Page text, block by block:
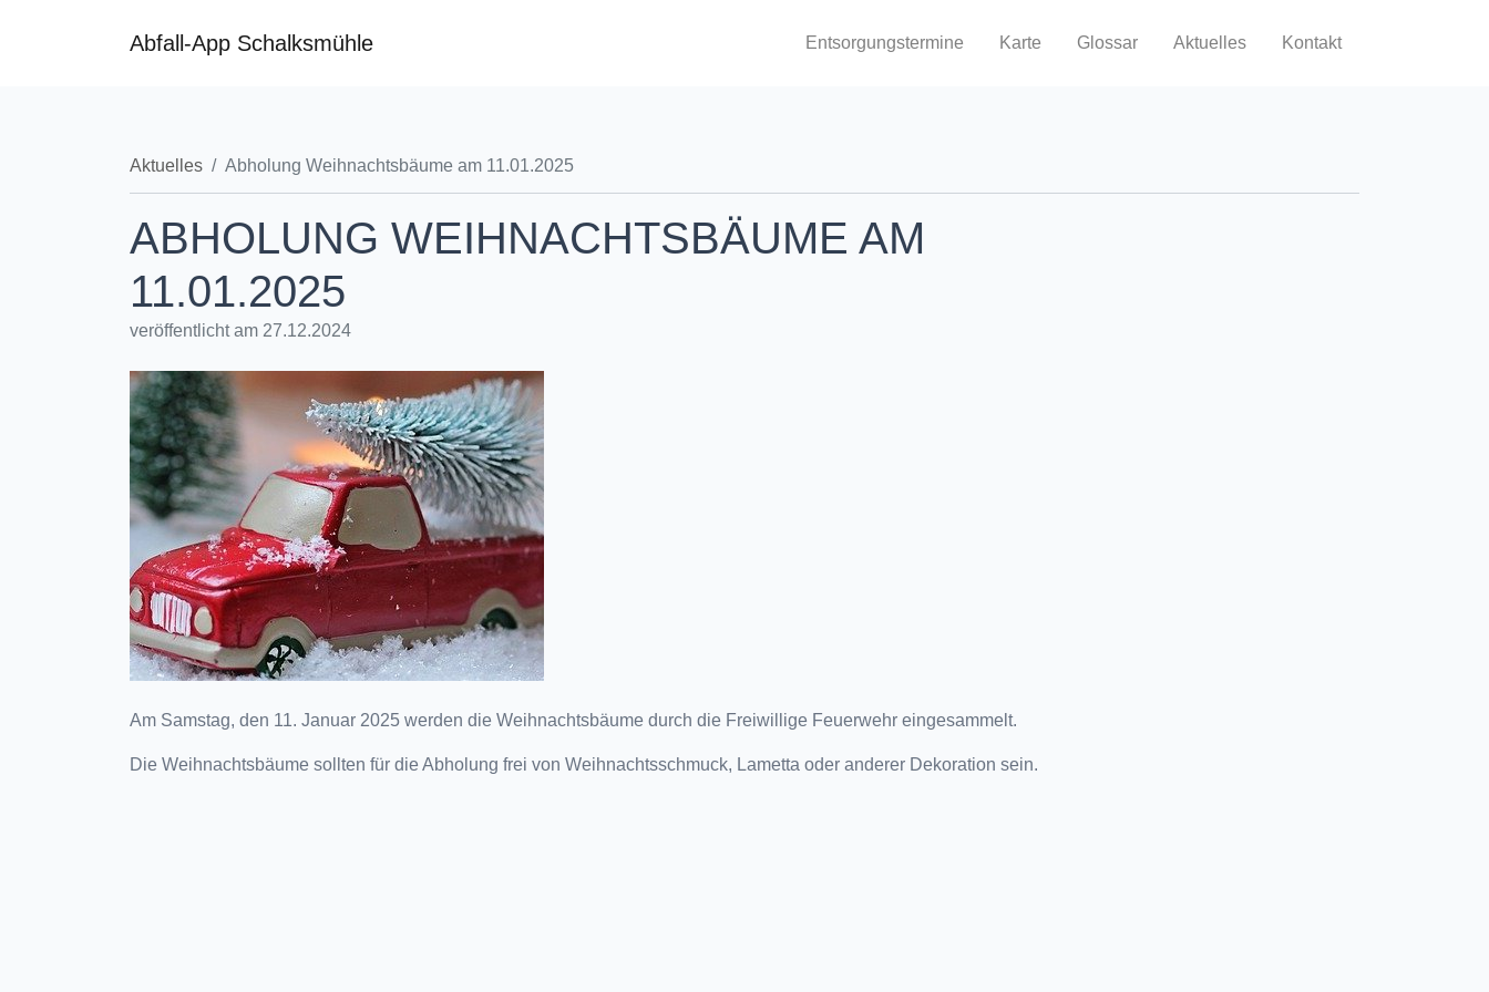
Abfall-App Schalksmühle Entsorgungstermine Karte Glossar Aktuelles Kontakt
Aktuelles Abholung Weihnachtsbäume am 11.01.2025
ABHOLUNG WEIHNACHTSBÄUME AM
11.01.2025
veröffentlicht am 27.12.2024
Am Samstag, den 11. Januar 2025 werden die Weihnachtsbäume durch die Freiwillige Feuerwehr eingesammelt.
Die Weihnachtsbäume sollten für die Abholung frei von Weihnachtsschmuck, Lametta oder anderer Dekoration sein.